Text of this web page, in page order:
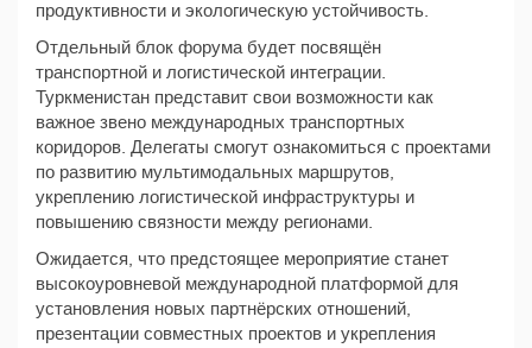
продуктивности и экологическую устойчивость.
Отдельный блок форума будет посвящён
транспортной и логистической интеграции.
Туркменистан представит свои возможности как
важное звено международных транспортных
коридоров. Делегаты смогут ознакомиться с проектами
по развитию мультимодальных маршрутов,
укреплению логистической инфраструктуры и
повышению связности между регионами.
Ожидается, что предстоящее мероприятие станет
высокоуровневой международной платформой для
установления новых партнёрских отношений,
презентации совместных проектов и укрепления